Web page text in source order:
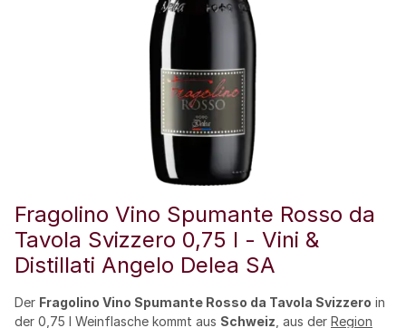
Fragolino Vino Spumante Rosso da
Tavola Svizzero 0,75 l - Vini &
Distillati Angelo Delea SA
Der Fragolino Vino Spumante Rosso da Tavola Svizzero in
der 0,75 l Weinflasche kommt aus Schweiz , aus der Region